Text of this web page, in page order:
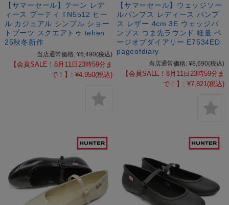
【サマーセール】テーン レデ
ィース ブーティ TN5512 ヒー
ル カジュアル シンプル ショー
トブーツ スクエアトゥ tehen
25秋冬新作
当店通常価格: ¥6,490(税込)
【会員SALE！8月11日23時59分ま
で！】: ¥4,950(税込)
【サマーセール】ウェッジソー
ルパンプス レディース パンプ
ス レザー 4cm 3E ウェッジパ
ンプス つま先ラウンド 軽量 ペ
ージオブダイアリー E7534ED
pageofdiary
当店通常価格: ¥8,690(税込)
【会員SALE！8月11日23時59分ま
で！】: ¥7,821 (税込)